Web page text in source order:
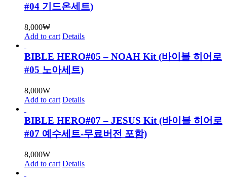
#04 기드온세트)
8,000₩
Add to cart Details
BIBLE HERO#05 – NOAH Kit (바이블 히어로
#05 노아세트)
8,000₩
Add to cart Details
BIBLE HERO#07 – JESUS Kit (바이블 히어로
#07 예수세트-무료버전 포함)
8,000₩
Add to cart Details